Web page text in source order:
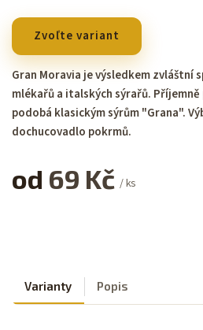
od 69 Kč / ks
Zvoľte variant
Gran Moravia je výsledkem zvláštní
mlékařů a italských sýrařů.
podobá klasickým sýrům "Grana".
dochucovadlo pokrmů.
Varianty Popis